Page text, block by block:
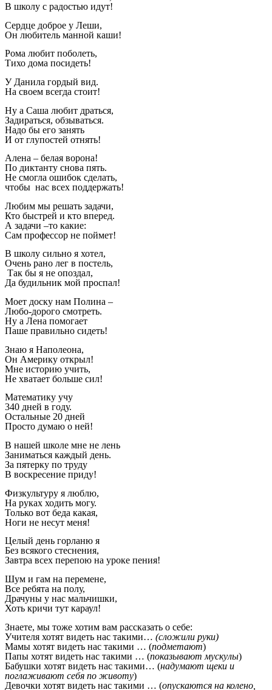
В школу с радостью идут!
Сердце доброе у Леши,
Он любитель манной каши!
Рома любит поболеть,
Тихо дома посидеть!
У Данила гордый вид.
На своем всегда стоит!
Ну а Саша любит драться,
Задираться, обзываться.
Надо бы его занять
И от глупостей отнять!
Алена – белая ворона!
По диктанту снова пять.
Не смогла ошибок сделать,
чтобы нас всех поддержать!
Любим мы решать задачи,
Кто быстрей и кто вперед.
А задачи –то какие:
Сам профессор не поймет!
В школу сильно я хотел,
Очень рано лег в постель,
Так бы я не опоздал,
Да будильник мой проспал!
Моет доску нам Полина –
Любо-дорого смотреть.
Ну а Лена помогает
Паше правильно сидеть!
Знаю я Наполеона,
Он Америку открыл!
Мне историю учить,
Не хватает больше сил!
Математику учу
340 дней в году.
Остальные 20 дней
Просто думаю о ней!
В нашей школе мне не лень
Заниматься каждый день.
За пятерку по труду
В воскресение приду!
Физкультуру я люблю,
На руках ходить могу.
Только вот беда какая,
Ноги не несут меня!
Целый день горланю я
Без всякого стеснения,
Завтра всех перепою на уроке пения!
Шум и гам на перемене,
Все ребята на полу,
Драчуны у нас мальчишки,
Хоть кричи тут караул!
Знаете, мы тоже хотим вам рассказать о себе:
Учителя хотят видеть нас такими… (сложили руки)
Мамы хотят видеть нас такими … (подметают)
Папы хотят видеть нас такими … (показывают мускулы)
Бабушки хотят видеть нас такими… (надумают щеки и
поглаживают себя по животу)
Девочки хотят видеть нас такими … (опускаются на колено,